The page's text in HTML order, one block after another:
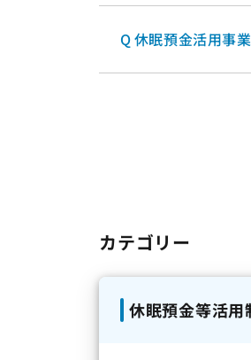
Q休眠預金活用事
カテゴリー
休眠預金等活用